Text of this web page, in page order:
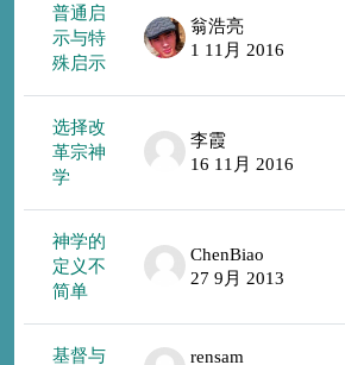
普通启
示与特
殊启示
翁浩亮
1 11月 2016
选择改
革宗神
学
李霞
16 11月 2016
神学的
定义不
简单
ChenBiao
27 9月 2013
基督与
rensam